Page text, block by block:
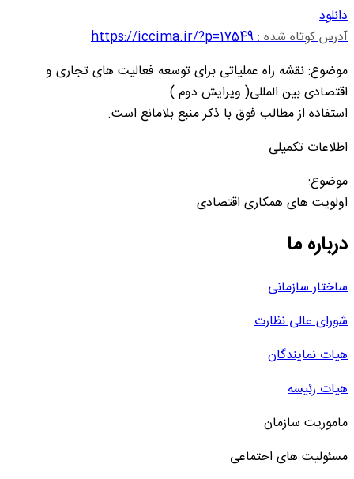
دانلود
آدرس کوتاه شده :https://iccima.ir/?p=17549
موضوع: نقشه راه عملیاتی برای توسعه فعالیت های تجاری و
اقتصادی بین المللی( ویرایش دوم )
استفاده از مطالب فوق با ذکر منبع بلامانع است.
اطلاعات تکمیلی
موضوع:
اولویت های همکاری اقتصادی
درباره ما
ساختار سازمانی
شورای عالی نظارت
هیات نمایندگان
هیات رئیسه
ماموریت سازمان
مسئولیت های اجتماعی